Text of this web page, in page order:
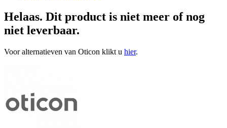
Helaas. Dit product is niet meer of nog
niet leverbaar.
Voor alternatieven van Oticon klikt u hier.